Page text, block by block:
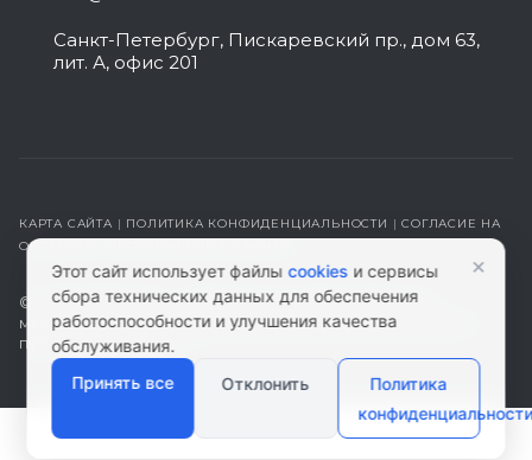
Санкт-Петербург, Пискаревский пр., дом 63,
лит. А, офис 201
КАРТА САЙТА | ПОЛИТИКА КОНФИДЕНЦИАЛЬНОСТИ |СОГЛАСИЕ НА
ОБРАБОТКУ ПЕРСОНАЛЬНЫХ ДАННЫХ
© 2026 ambimed.ru - Медицинское оборудование и
медтехника. Информация на этом ресурсе не является
публичной офертой.
Этот сайт использует файлыcookies и сервисы
сбора технических данных для обеспечения
работоспособности и улучшения качества
обслуживания.
Принять все
Отклонить
Политика
конфиденциальности
×